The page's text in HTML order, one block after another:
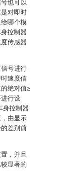
也可以
对即时
哪个模
控制器
传感器
号进行
速度信
绝对值≥
行设
身控制器
由显示
差别前
，并且
显著的